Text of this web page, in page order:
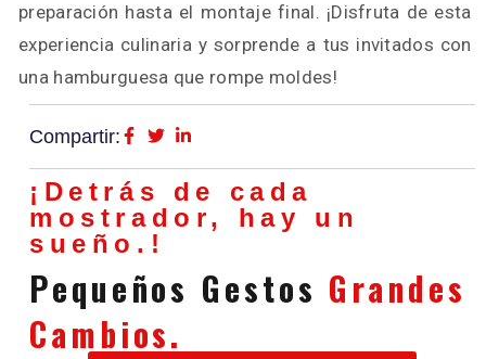
preparación hasta el montaje final. ¡Disfruta de esta
experiencia culinaria y sorprende a tus invitados con
una hamburguesa que rompe moldes!
Compartir:
¡Detrás de cada
mostrador, hay un
sueño.!
Pequeños Gestos Grandes
Cambios.